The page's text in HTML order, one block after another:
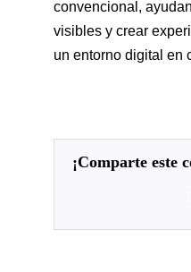
convencional,
visibles y crear
un entorno digital en
¡comparte este